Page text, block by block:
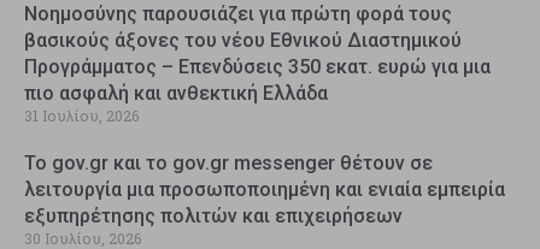
Νοημοσύνης παρουσιάζει για πρώτη φορά τους
βασικούς άξονες του νέου Εθνικού Διαστημικού
Προγράμματος – Επενδύσεις 350 εκατ. ευρώ για μια
πιο ασφαλή και ανθεκτική Ελλάδα
31 Ιουλίου, 2026
Το gov.gr και το gov.gr messenger θέτουν σε
λειτουργία μια προσωποποιημένη και ενιαία εμπειρία
εξυπηρέτησης πολιτών και επιχειρήσεων
30 Ιουλίου, 2026